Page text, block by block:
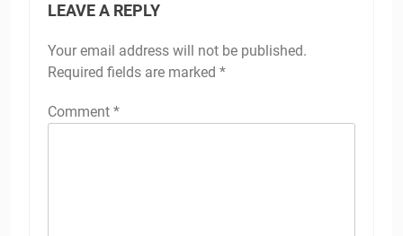
LEAVE A REPLY
Your email address will not be published.
Required fields are marked *
Comment *